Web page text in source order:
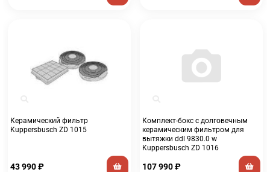
Керамический фильтр
Kuppersbusch ZD 1015
43 990₽
Комплект-бокс с долговечным
керамическим фильтром для
вытяжки ddl 9830.0 w
Kuppersbusch ZD 1016
107 990₽